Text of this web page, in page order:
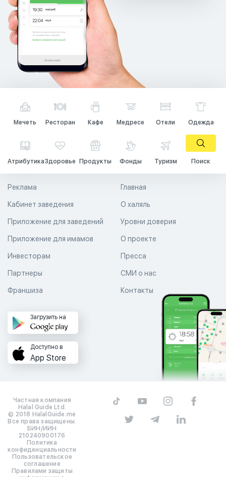
Мечеть Ресторан Кафе Медресе Отели Одежда
АтрибутикаЗдоровье Продукты Фонды Туризм Поиск
Главная
О халяль
Уровни доверия
Реклама
Кабинет заведения
Приложение для заведений
Приложение для имамов О проекте
Пресса
СМИ о нас
Контакты
Инвесторам
Партнеры
Франшиза
Загрузить на
Доступно в
App Store
Частная компания
Halal Guide Ltd.
© 2018 HalalGuide.me
Все права защищены.
БИН/ИИН
210240900176
Политика
конфиденциальности
Пользовательское
соглашение
Правилами защиты